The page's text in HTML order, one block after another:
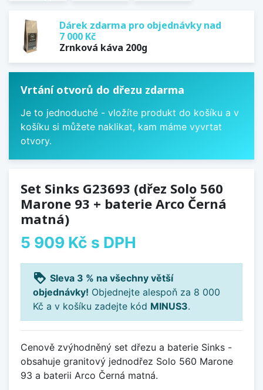
Dárek zdarma pro objednávky nad
7 000 Kč
Zrnková káva 200g
Vrtání otvorů do dřezu zdarma
Je to jednoduché - vložíte produkt do košíku a v
košíku si můžete naklikat, kam máme vyvrtat
otvory.
Set Sinks G23693 (dřez Solo 560
Marone 93 + baterie Arco Černá
matná)
5 909 Kč s DPH
loyalty Sleva 3 % na všechny větší
objednávky! Objednejte alespoň za 8 000
Kč a v košíku zadejte kód MINUS3.
Cenově zvýhodněný set dřezu a baterie Sinks -
obsahuje granitový jednodřez Solo 560 Marone
93 a baterii Arco Černá matná.